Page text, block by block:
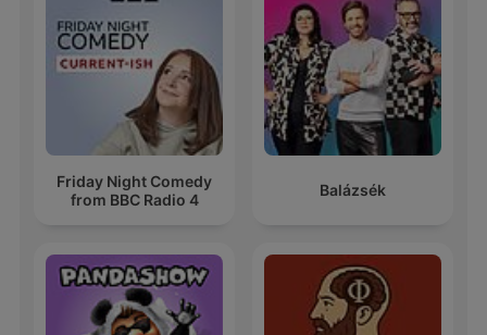
Friday Night Comedy
from BBC Radio 4
Balázsék